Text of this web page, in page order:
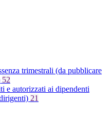
trimestrali (da pubblicare
52
e autorizzati ai dipendenti
21